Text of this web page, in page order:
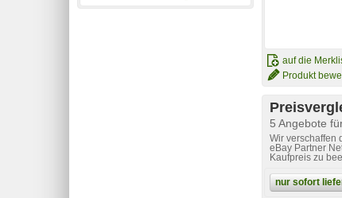
auf die
Produkt
5 Angebote
Wir verschaffen
eBay Partner
Kaufpreis zu
nur sofort